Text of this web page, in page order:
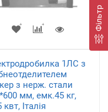
Фільтр
1ЛС з
з нерж. стали
мм, емк.45 кг,
квт, Італія